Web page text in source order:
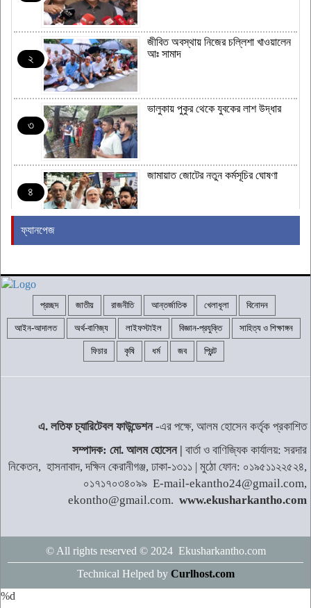
২
জীবিত অবস্থায় নিজের চল্লিশা খাওয়ালেন
আঃ সামাদ
৩
ভালুকায় পুকুর থেকে যুবকের লাশ উদ্ধার
৪
জামায়াত জোটের নতুন কর্মসূচির ঘোষণা
৬
২৪ ঘণ্টায় হাম উপসর্গে আরও ৬ শিশুর মৃত্যু
শব্দদূষণ নিয়ন্ত্রণে কঠোরভাবে বাস্তবায়নের
ওবায়দুল কাদের
দেশের বাজারে আবারও বেড়েছে স্বর্ণের দাম
১০
জামালপুরে জুলাই গণঅভ্যুত্থান দিবস
ফ্যানপেজ
প্রচ্ছদ জাতীয় রাজনীতি আন্তর্জাতিক খেলাধূলা বিনোদন
আইন-আদালত অর্থ-বাণিজ্য লাইফস্টাইল বিজ্ঞান-প্রযুক্তি সাহিত্য ও শিক্ষাঙ্গন
ফিচার কৃষি ধর্ম জব প্রিন্ট
এ. লতিফ চ্যারিটেবল ফাউন্ডেশন-এর পক্ষে, আলম হোসেন কর্তৃক প্রকাশিত
সম্পাদক: মো. আলম হোসেন | বার্তা ও বাণিজ্যিক কার্যালয়: সরদার
নিকেতন, হাসনাবাদ, দক্ষিন কেরানীগঞ্জ, ঢাকা-১৩১১ | মুঠো ফোন: ০১৯৫১১২২৫২৪,
০১৭১৭০৩৪০৯৯ E-mail-ekantho24@gmail.com,
ekontho@gmail.com. www.ekusharkantho.com
© All rights reserved © 2024 Ekusharkantho.com
Technical Helped by Curlhost.com
%d